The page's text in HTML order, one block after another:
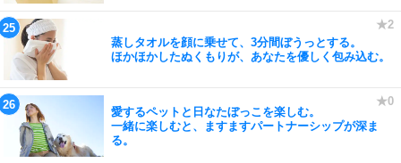
蒸しタオルを顔に乗せて、3分間ぼうっとする。
ほかほかしたぬくもりが、あなたを優しく包み込む。
愛するペットと日なたぼっこを楽しむ。
一緒に楽しむと、ますますパートナーシップが深ま
る。